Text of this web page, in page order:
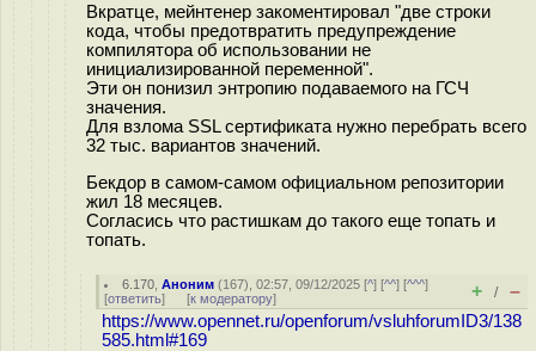
Вкратце, мейнтенер закоментировал "две строки
кода, чтобы предотвратить предупреждение
компилятора об использовании не
инициализированной переменной".
Эти он понизил энтропию подаваемого на ГСЧ
значения.
Для взлома SSL сертификата нужно перебрать всего
32 тыс. вариантов значений.
Бекдор в самом-самом официальном репозитории
жил 18 месяцев.
Согласись что растишкам до такого еще топать и
топать.
6.170 ,Аноним (167), 02:57, 09/12/2025 [^] [^^] [^^^]
[ответить] [к модератору] + / –
https://www.opennet.ru/openforum/vsluhforumID3/138
585.html#169